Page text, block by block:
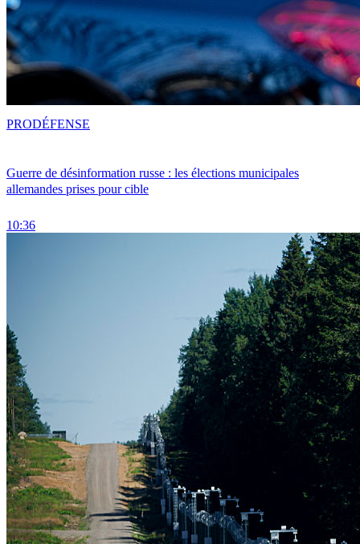
Guerre de désinformation russe : les élections municipales
allemandes prises pour cible
10:36
PRODÉFENSE